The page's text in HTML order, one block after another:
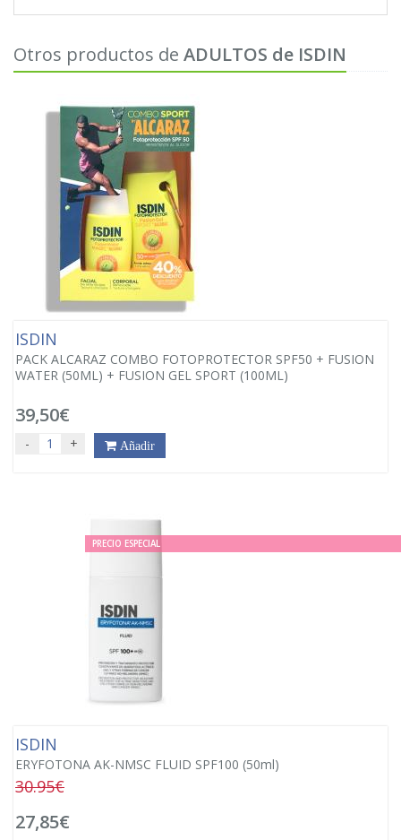
Otros productos de ADULTOS de ISDIN
ISDIN
PACK ALCARAZ COMBO FOTOPROTECTOR SPF50 + FUSION
WATER (50ML) + FUSION GEL SPORT (100ML)
39,50€
- + Añadir
PRECIO ESPECIAL
ISDIN
ERYFOTONA AK-NMSC FLUID SPF100 (50ml)
30.95€
27,85€